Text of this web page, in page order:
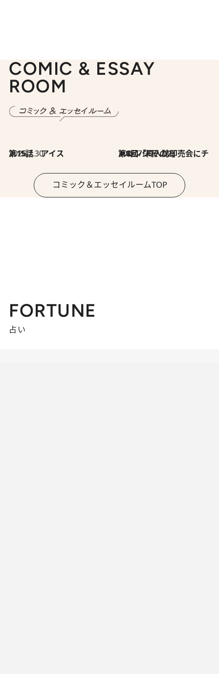
COMIC & ESSAY
ROOM
2026.7.30
第15話 アイス 2026.7.30
第8回「同人誌即売会にチャレンジ その2」
コミック＆エッセイルームTOP
FORTUNE
占い